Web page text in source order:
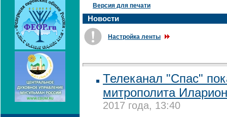
Версия для печати
Новости
Настройка ленты
Телеканал "Спас"
митрополита
2017 года, 13:40